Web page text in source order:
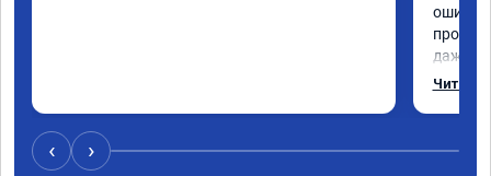
ошибка
даже с
Читать
‹ ›